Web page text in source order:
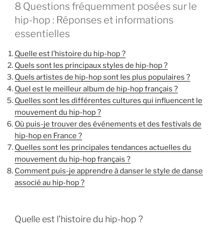
8 Questions fréquemment posées sur le
hip-hop : Réponses et informations
essentielles
Quelle est l’histoire du hip-hop ?
Quels sont les principaux styles de hip-hop ?
Quels artistes de hip-hop sont les plus populaires ?
Quel est le meilleur album de hip-hop français ?
Quelles sont les différentes cultures qui influencent le
mouvement du hip-hop ?
Où puis-je trouver des événements et des festivals de
hip-hop en France ?
Quelles sont les principales tendances actuelles du
mouvement du hip-hop français ?
Comment puis-je apprendre à danser le style de danse
associé au hip-hop ?
Quelle est l’histoire du hip-hop ?